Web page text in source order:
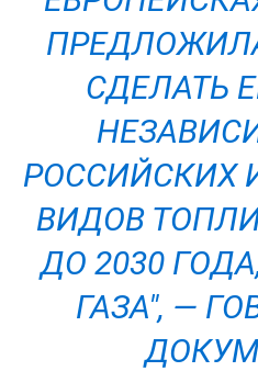
СДЕЛАТЬ
РОССИЙСКИХ
ВИДОВ
ДО 2030
ГАЗА", —